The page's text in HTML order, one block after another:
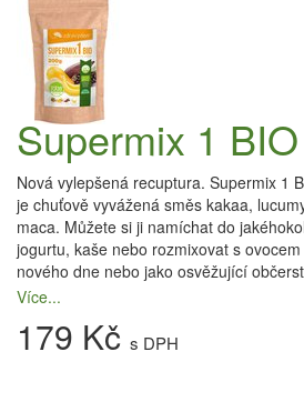
Supermix 1
Nová vylepšená recuptura. Supermix 1
je chuťově vyvážená směs kakaa,
maca. Můžete si ji namíchat do
jogurtu, kaše nebo rozmixovat s
nového dne nebo jako osvěžující
Více...
179 Kč s DPH